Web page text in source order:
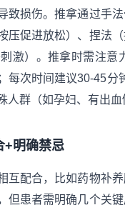
致损伤。推拿通过手
压促进放松）、捏法
激）。推拿时需注
每次时间建议30-45
群（如孕妇、有出
+明确禁忌
互配合，比如药物补
但患者需明确几个关